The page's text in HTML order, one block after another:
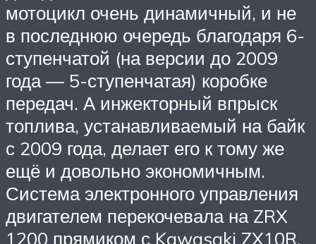
мотоцикл очень динамичный, и не
в последнюю очередь благодаря 6-
ступенчатой (на версии до 2009
года — 5-ступенчатая) коробке
передач. А инжекторный впрыск
топлива, устанавливаемый на байк
с 2009 года, делает его к тому же
ещё и довольно экономичным.
Система электронного управления
двигателем перекочевала на ZRX
1200 прямиком с Kawasaki ZX10R.